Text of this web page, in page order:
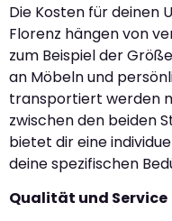
Die Kosten für deinen
Florenz hängen von
zum Beispiel der
an Möbeln und
transportiert werden
zwischen den beiden
bietet dir eine
deine spezifischen
Qualität und Service